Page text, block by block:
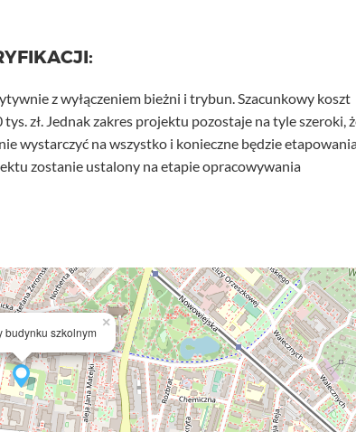
z wyłączeniem bieżni i trybun. Szacunkowy koszt
zł. Jednak zakres projektu pozostaje na tyle szeroki,
wystarczyć na wszystko i konieczne będzie
zostanie ustalony na etapie opracowywania
budynku szkolnym
×